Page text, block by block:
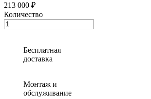
213 000 ₽
Количество
Количество
товара
«Агроном-5»
Бесплатная
доставка
Монтаж и
обслуживание